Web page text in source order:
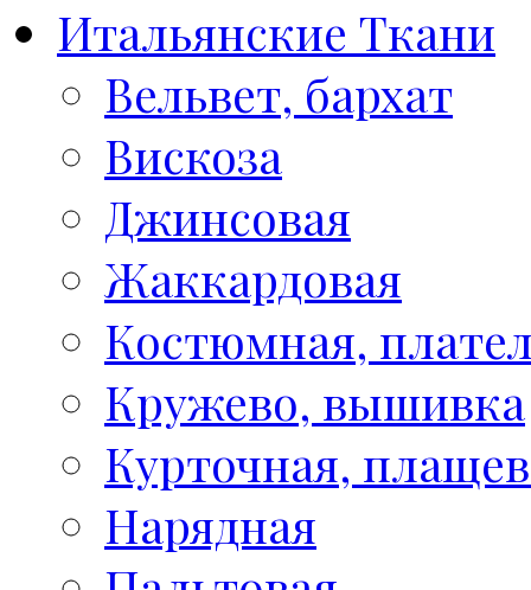
Итальянские Ткани
Вельвет, бархат
Вискоза
Джинсовая
Жаккардовая
Костюмная,
Кружево, вышивка
Курточная,
Нарядная